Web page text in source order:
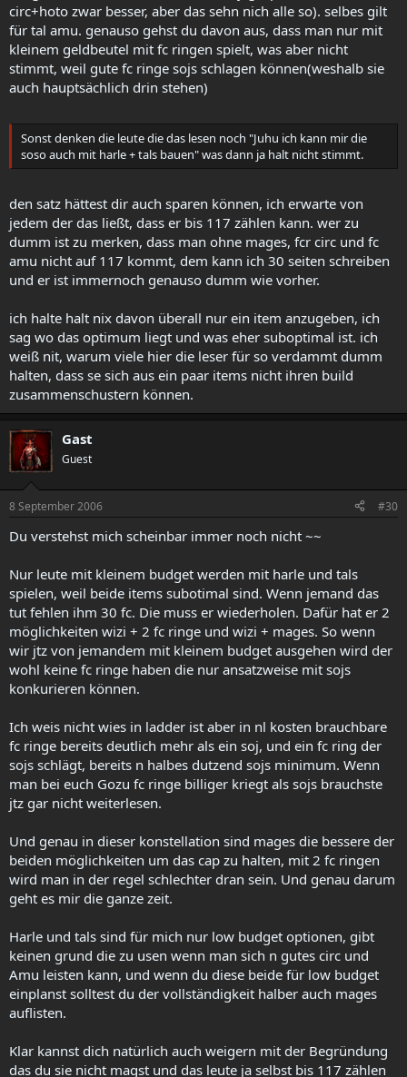
circ+hoto zwar besser, aber das sehn nich alle so). selbes gilt
für tal amu. genauso gehst du davon aus, dass man nur mit
kleinem geldbeutel mit fc ringen spielt, was aber nicht
stimmt, weil gute fc ringe sojs schlagen können(weshalb sie
auch hauptsächlich drin stehen)
Sonst denken die leute die das lesen noch "Juhu ich kann mir die
soso auch mit harle + tals bauen" was dann ja halt nicht stimmt.
den satz hättest dir auch sparen können, ich erwarte von
jedem der das ließt, dass er bis 117 zählen kann. wer zu
dumm ist zu merken, dass man ohne mages, fcr circ und fc
amu nicht auf 117 kommt, dem kann ich 30 seiten schreiben
und er ist immernoch genauso dumm wie vorher.
ich halte halt nix davon überall nur ein item anzugeben, ich
sag wo das optimum liegt und was eher suboptimal ist. ich
weiß nit, warum viele hier die leser für so verdammt dumm
halten, dass se sich aus ein paar items nicht ihren build
zusammenschustern können.
Gast
Guest
8 September 2006 #30
Du verstehst mich scheinbar immer noch nicht ~~
Nur leute mit kleinem budget werden mit harle und tals
spielen, weil beide items subotimal sind. Wenn jemand das
tut fehlen ihm 30 fc. Die muss er wiederholen. Dafür hat er 2
möglichkeiten wizi + 2 fc ringe und wizi + mages. So wenn
wir jtz von jemandem mit kleinem budget ausgehen wird der
wohl keine fc ringe haben die nur ansatzweise mit sojs
konkurieren können.
Ich weis nicht wies in ladder ist aber in nl kosten brauchbare
fc ringe bereits deutlich mehr als ein soj, und ein fc ring der
sojs schlägt, bereits n halbes dutzend sojs minimum. Wenn
man bei euch Gozu fc ringe billiger kriegt als sojs brauchste
jtz gar nicht weiterlesen.
Und genau in dieser konstellation sind mages die bessere der
beiden möglichkeiten um das cap zu halten, mit 2 fc ringen
wird man in der regel schlechter dran sein. Und genau darum
geht es mir die ganze zeit.
Harle und tals sind für mich nur low budget optionen, gibt
keinen grund die zu usen wenn man sich n gutes circ und
Amu leisten kann, und wenn du diese beide für low budget
einplanst solltest du der vollständigkeit halber auch mages
auflisten.
Klar kannst dich natürlich auch weigern mit der Begründung
das du sie nicht magst und das leute ja selbst bis 117 zählen